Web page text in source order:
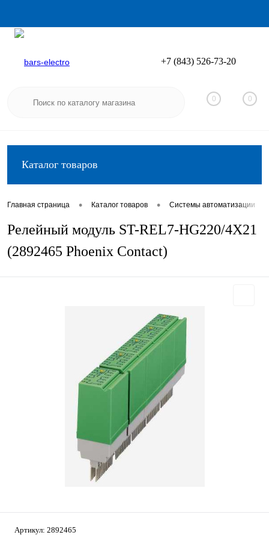
Вход
+7 (843) 526-73-20
0 0
Каталог товаров
Главная страница • Каталог товаров • Системы автоматизации
Релейный модуль ST-REL7-HG220/4X21
(2892465 Phoenix Contact)
Артикул: 2892465